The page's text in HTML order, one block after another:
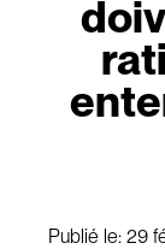
Publié le: 29